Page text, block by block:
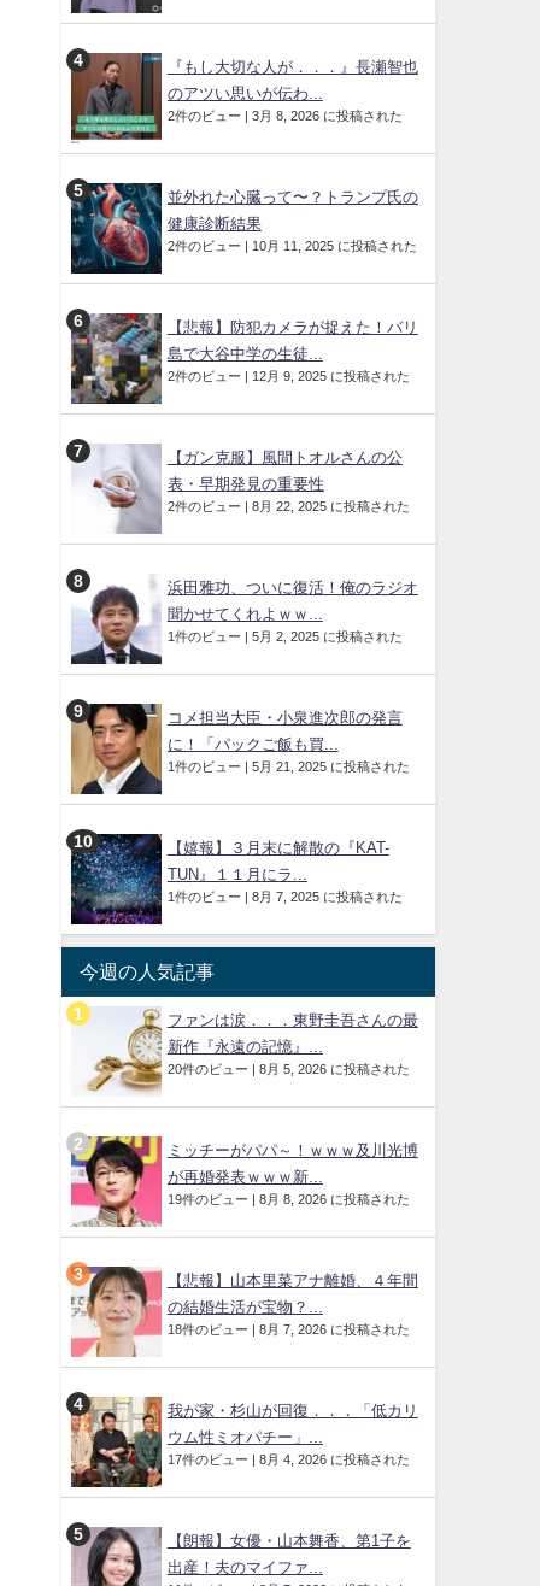
『もし大切な人が．．．』長瀬智也
のアツい思いが伝わ...
2件のビュー | 3月 8, 2026 に投稿された
並外れた心臓って〜？トランプ氏の
健康診断結果
2件のビュー | 10月 11, 2025 に投稿された
【悲報】防犯カメラが捉えた！バリ
島で大谷中学の生徒...
2件のビュー | 12月 9, 2025 に投稿された
【ガン克服】風間トオルさんの公
表・早期発見の重要性
2件のビュー | 8月 22, 2025 に投稿された
浜田雅功、ついに復活！俺のラジオ
聞かせてくれよｗｗ...
1件のビュー | 5月 2, 2025 に投稿された
コメ担当大臣・小泉進次郎の発言
に！「パックご飯も買...
1件のビュー | 5月 21, 2025 に投稿された
【嬉報】３月末に解散の『KAT-
TUN』１１月にラ...
1件のビュー | 8月 7, 2025 に投稿された
今週の人気記事
ファンは涙．．．東野圭吾さんの最
新作『永遠の記憶』...
20件のビュー | 8月 5, 2026 に投稿された
ミッチーがパパ～！ｗｗｗ及川光博
が再婚発表ｗｗｗ新...
19件のビュー | 8月 8, 2026 に投稿された
【悲報】山本里菜アナ離婚、４年間
の結婚生活が宝物？...
18件のビュー | 8月 7, 2026 に投稿された
我が家・杉山が回復．．．「低カリ
ウム性ミオパチー」...
17件のビュー | 8月 4, 2026 に投稿された
【朗報】女優・山本舞香、第1子を
出産！夫のマイファ...